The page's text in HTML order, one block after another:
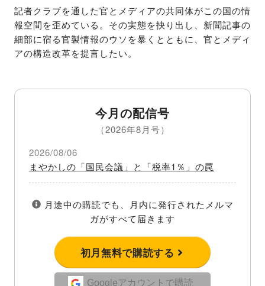
記者クラブを通した官とメディアの共同体がこの国の情
報空間を歪めている。その実態を抉り出し、新聞記事の
細部に宿る官製情報のウソを暴くとともに、官とメディ
アの構造改革を提言したい。
今月の配信号
（2026年8月号）
2026/08/06
まやかしの「国民会議」と「税率1％」の罠
月途中の購読でも、月内に発行されたメルマ
ガがすべて届きます
初月無料で購読する
Googleアカウントで購読